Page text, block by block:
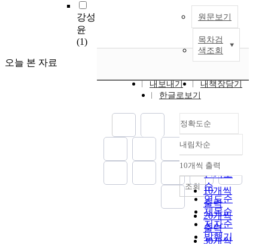
강성
윤
(1)
오늘 본 자료
際的 차원의 對策 마
것이다. 痲藥類 統制
政策을 더욱 强化하기
위한 方案으로는 첫
機構(假稱 對痲藥政策
委員會)를 設置運營하
類 문제를 효율적으로
추진하기 위해서는 그
동안 마약과 관련하여
業務를 추진해온 關聯
機關들의 고유 업무특
성을 살리면서 발전시
켜 나가면서 各機構의
對痲藥 업무를 조정하
고 국가적인 차원에서
의 綜合對策을 수립하
는 常設機構의 필요성
conclusion that
will be ends as soon as
possible when we
considering the war
by U.S. What is more,
the powers of the
fundamentally
changed since the
Sept. 11 terrorist
attacks in the U.S. As a
result, the relationship
between the powers of
the world are very
important influence to
northeast asia's
security problems. It
was likely that a series
첫째로 국방비 개념과
판단하는 데 필요한
분석틀을 제시하고,
석하여 주변국들의 군
사력 증강의 추세와
가하며, 이에 기반을
둔 군사력 건설의 방
향과 그에 따르는 전
력소요를 분석한다.
둘째로 한국의 국방비
배분정책과 운영실태,
그리고 문제점을 검토
한 다음 마지막으로
향후 5년에 걸친 국방
재원소요의 적정수준
원문보기
목차검
색조회
내보내기
내책장담기
한글로보기
정확도순
정확도
순
인기도
순
연도순
제목순
저자순
발행기
내림차순
내림차순
10개씩 출력
10개씩
출력
20개씩
출력
30개씩
조회